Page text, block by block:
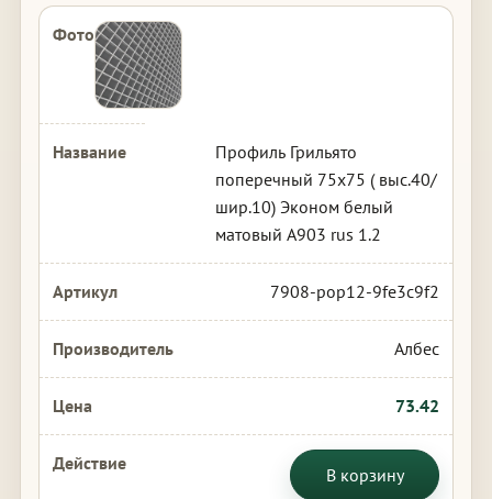
Профиль Грильято
поперечный 75х75 ( выс.40/
шир.10) Эконом белый
матовый А903 rus 1.2
7908-pop12-9fe3c9f2
Албес
73.42
В корзину